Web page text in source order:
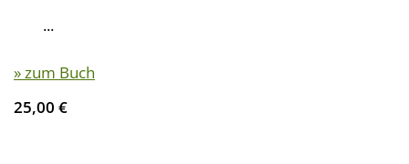
...
» zum Buch
25,00 €